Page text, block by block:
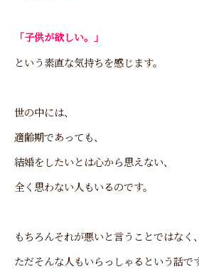
「子供が欲しい。」
という素直な気持ちを感じます。
世の中には、
適齢期であっても、
結婚をしたいとは心から思えない、
全く思わない人もいるのです。
もちろんそれが悪いと言うことではなく、
ただそんな人もいらっしゃるという話で